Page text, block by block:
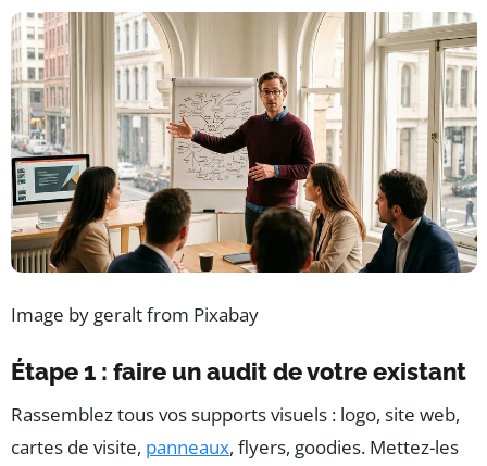
Image by geralt from Pixabay
Étape 1 : faire un audit de votre existant
Rassemblez tous vos supports visuels : logo, site web,
cartes de visite, panneaux, flyers, goodies. Mettez-les